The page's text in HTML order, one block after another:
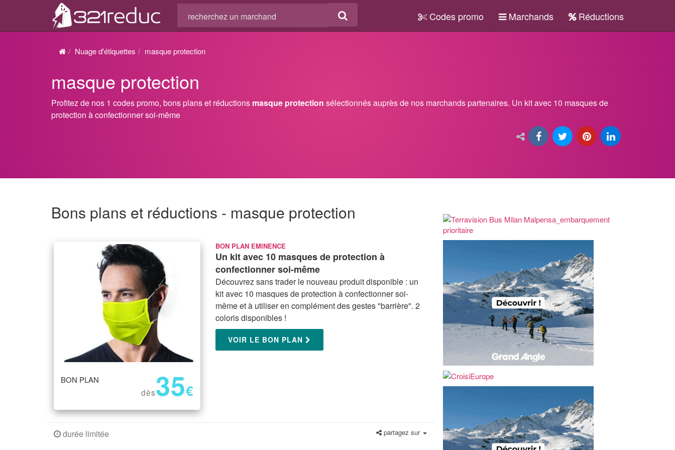
Codes promo Marchands Réductions
Nuage d'étiquettes masque protection
masque protection
Profitez de nos 1 codes promo, bons plans et réductions masque protection sélectionnés auprès de nos marchands partenaires. Un kit avec 10 masques de
protection à confectionner soi-même
Bons plans et réductions - masque protection
BON PLAN
dès35€
BON PLAN EMINENCE
Un kit avec 10 masques de protection à
confectionner soi-même
Découvrez sans trader le nouveau produit disponible : un
kit avec 10 masques de protection à confectionner soi-
même et à utiliser en complément des gestes "barrière". 2
coloris disponibles !
VOIR LE BON PLAN
durée limitée partagez sur